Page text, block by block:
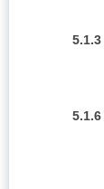
5.1.3
5.1.6